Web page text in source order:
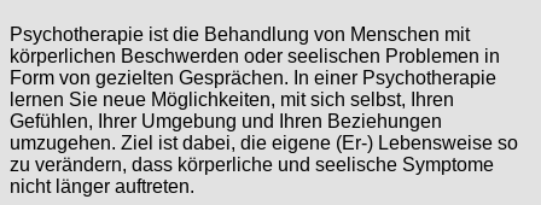
Psychotherapie ist die Behandlung von Menschen mit
körperlichen Beschwerden oder seelischen Problemen in
Form von gezielten Gesprächen. In einer Psychotherapie
lernen Sie neue Möglichkeiten, mit sich selbst, Ihren
Gefühlen, Ihrer Umgebung und Ihren Beziehungen
umzugehen. Ziel ist dabei, die eigene (Er-) Lebensweise so
zu verändern, dass körperliche und seelische Symptome
nicht länger auftreten.